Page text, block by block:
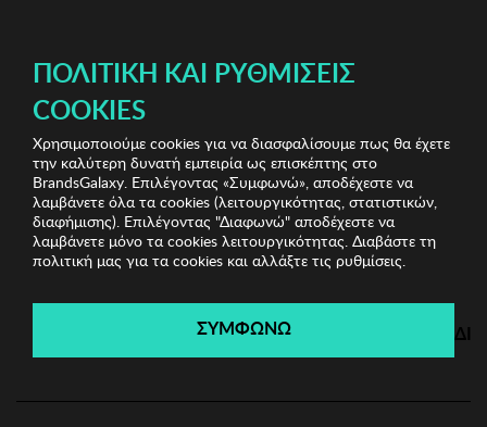
Stylish Clearance Vol.1
Γυναικεία φορέματα
Γυναικείο Φόρεμα ISABEL GARCIA
Stylish Clearance Vol.1
Λήγει σε: 03ημέρες | 02ώρες 10λεπτά 18δευτ.
ΠΟΛΙΤΙΚΉ ΚΑΙ ΡΥΘΜΊΣΕΙΣ
COOKIES
Χρησιμοποιούμε cookies για να διασφαλίσουμε πως θα έχετε
την καλύτερη δυνατή εμπειρία ως επισκέπτης στο
BrandsGalaxy. Επιλέγοντας «Συμφωνώ», αποδέχεστε να
λαμβάνετε όλα τα cookies (λειτουργικότητας, στατιστικών,
διαφήμισης). Επιλέγοντας "Διαφωνώ" αποδέχεστε να
λαμβάνετε μόνο τα cookies λειτουργικότητας. Διαβάστε τη
πολιτική μας για τα cookies και αλλάξτε τις ρυθμίσεις.
ΣΥΜΦΩΝΩ